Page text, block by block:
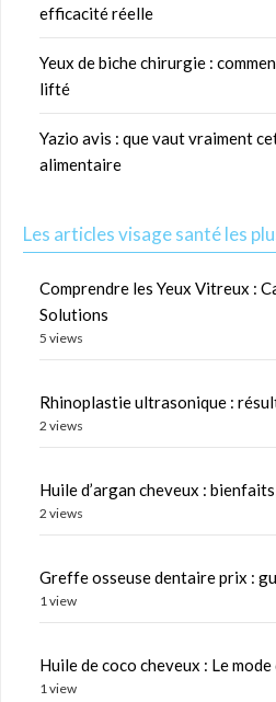
efficacité réelle
Yeux de biche chirurgie :
lifté
Yazio avis : que vaut vraiment
alimentaire
Les articles visage santé les
Comprendre les Yeux Vitreux :
Solutions
5 views
Rhinoplastie ultrasonique :
2 views
Huile d’argan cheveux :
2 views
Greffe osseuse dentaire prix :
1 view
Huile de coco cheveux : Le
1 view